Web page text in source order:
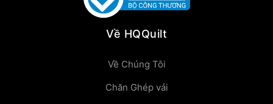
Về HQQuilt
Về Chúng Tôi
Chăn Ghép vải